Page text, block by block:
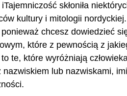
skłoniła
kultury i mitologii nordyckiej.
chcesz dowiedzieć
które z pewnością z
te, które wyróżniają
nazwiskiem lub nazwiskami,